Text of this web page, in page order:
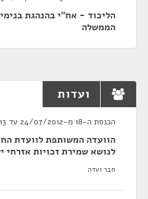
הליכוד - אח"י בהנהגת
הממשלה
ועדות
הכנסת ה-18 מ-24/07/2012 עד 05/02/2013
הוועדה המשותפת לוועדת
לנושא שמירת זכויות אזרחי
חבר ועדה